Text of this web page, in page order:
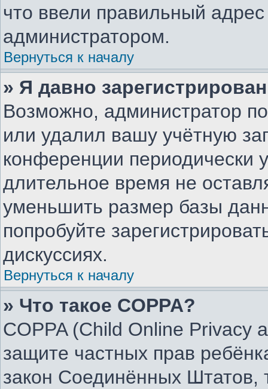
что ввели правильный
администратором.
Вернуться к началу
» Я давно
Возможно, администратор
или удалил вашу учётную
конференции периодически
длительное время не
уменьшить размер базы
попробуйте
дискуссиях.
Вернуться к началу
» Что такое COPPA?
COPPA (Child Online Privacy
защите частных прав
закон Соединённых Штатов,